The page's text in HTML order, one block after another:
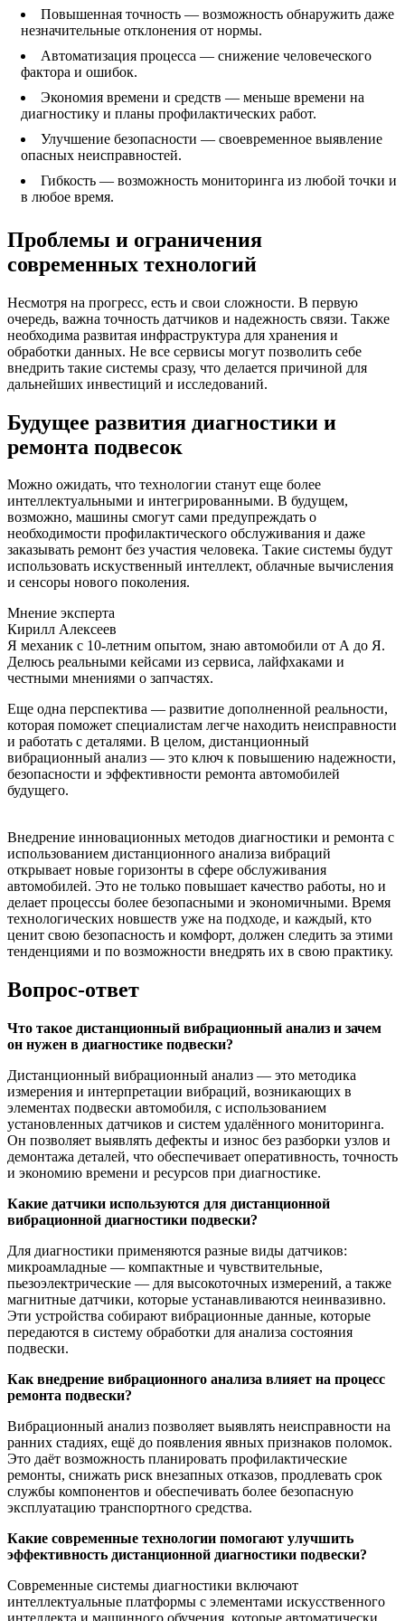
Повышенная точность — возможность обнаружить даже
незначительные отклонения от нормы.
Автоматизация процесса — снижение человеческого
фактора и ошибок.
Экономия времени и средств — меньше времени на
диагностику и планы профилактических работ.
Улучшение безопасности — своевременное выявление
опасных неисправностей.
Гибкость — возможность мониторинга из любой точки и
в любое время.
Проблемы и ограничения
современных технологий
Несмотря на прогресс, есть и свои сложности. В первую
очередь, важна точность датчиков и надежность связи. Также
необходима развитая инфраструктура для хранения и
обработки данных. Не все сервисы могут позволить себе
внедрить такие системы сразу, что делается причиной для
дальнейших инвестиций и исследований.
Будущее развития диагностики и
ремонта подвесок
Можно ожидать, что технологии станут еще более
интеллектуальными и интегрированными. В будущем,
возможно, машины смогут сами предупреждать о
необходимости профилактического обслуживания и даже
заказывать ремонт без участия человека. Такие системы будут
использовать искуственный интеллект, облачные вычисления
и сенсоры нового поколения.
Мнение эксперта
Кирилл Алексеев
Я механик с 10-летним опытом, знаю автомобили от А до Я.
Делюсь реальными кейсами из сервиса, лайфхаками и
честными мнениями о запчастях.
Еще одна перспектива — развитие дополненной реальности,
которая поможет специалистам легче находить неисправности
и работать с деталями. В целом, дистанционный
вибрационный анализ — это ключ к повышению надежности,
безопасности и эффективности ремонта автомобилей
будущего.
Внедрение инновационных методов диагностики и ремонта с
использованием дистанционного анализа вибраций
открывает новые горизонты в сфере обслуживания
автомобилей. Это не только повышает качество работы, но и
делает процессы более безопасными и экономичными. Время
технологических новшеств уже на подходе, и каждый, кто
ценит свою безопасность и комфорт, должен следить за этими
тенденциями и по возможности внедрять их в свою практику.
Вопрос-ответ
Что такое дистанционный вибрационный анализ и зачем
он нужен в диагностике подвески?
Дистанционный вибрационный анализ — это методика
измерения и интерпретации вибраций, возникающих в
элементах подвески автомобиля, с использованием
установленных датчиков и систем удалённого мониторинга.
Он позволяет выявлять дефекты и износ без разборки узлов и
демонтажа деталей, что обеспечивает оперативность, точность
и экономию времени и ресурсов при диагностике.
Какие датчики используются для дистанционной
вибрационной диагностики подвески?
Для диагностики применяются разные виды датчиков:
микроамладные — компактные и чувствительные,
пьезоэлектрические — для высокоточных измерений, а также
магнитные датчики, которые устанавливаются неинвазивно.
Эти устройства собирают вибрационные данные, которые
передаются в систему обработки для анализа состояния
подвески.
Как внедрение вибрационного анализа влияет на процесс
ремонта подвески?
Вибрационный анализ позволяет выявлять неисправности на
ранних стадиях, ещё до появления явных признаков поломок.
Это даёт возможность планировать профилактические
ремонты, снижать риск внезапных отказов, продлевать срок
службы компонентов и обеспечивать более безопасную
эксплуатацию транспортного средства.
Какие современные технологии помогают улучшить
эффективность дистанционной диагностики подвески?
Современные системы диагностики включают
интеллектуальные платформы с элементами искусственного